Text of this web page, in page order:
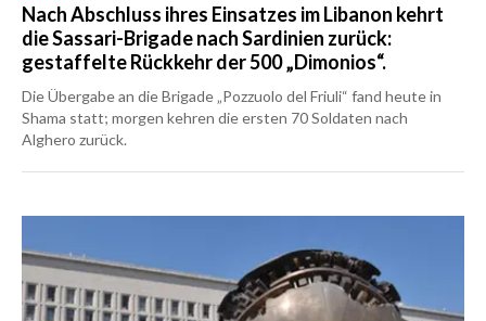
Nach Abschluss ihres Einsatzes im Libanon kehrt
die Sassari-Brigade nach Sardinien zurück:
gestaffelte Rückkehr der 500 „Dimonios“.
Die Übergabe an die Brigade „Pozzuolo del Friuli“ fand heute in
Shama statt; morgen kehren die ersten 70 Soldaten nach
Alghero zurück.